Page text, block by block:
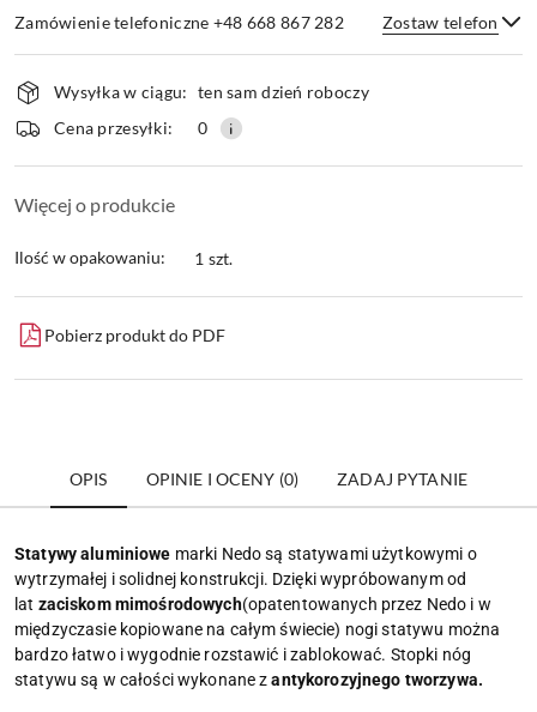
Zamówienie telefoniczne +48 668 867 282 Zostaw telefon
Wyślij
Dostępność
i
dostawa
Wysyłka w ciągu: ten sam dzień roboczy
Cena przesyłki:
0
Więcej o produkcie
Ilość w opakowaniu: 1 szt.
Pobierz produkt do PDF
OPIS OPINIE I OCENY (0) ZADAJ PYTANIE
Statywy aluminiowe marki Nedo są statywami użytkowymi o
wytrzymałej i solidnej konstrukcji. Dzięki wypróbowanym od
lat zaciskom mimośrodowych(opatentowanych przez Nedo i w
międzyczasie kopiowane na całym świecie) nogi statywu można
bardzo łatwo i wygodnie rozstawić i zablokować. Stopki nóg
statywu są w całości wykonane zantykorozyjnego tworzywa.